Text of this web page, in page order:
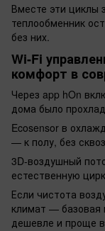
Вместе эти циклы
теплообменник
без них.
Wi-Fi
комфорт в
Через app hOn
дома было
Ecosensor в
— к полу, без
3D-воздушный
естественную
Если чистота
климат — базовая
дешевле и проще